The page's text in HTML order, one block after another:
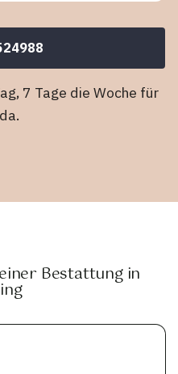
7 Tage die Woche für
Bestattung in